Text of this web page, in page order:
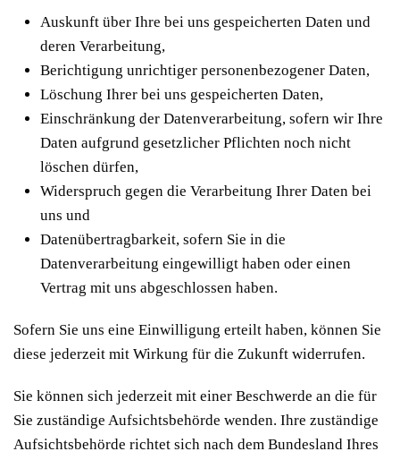
Auskunft über Ihre bei uns gespeicherten Daten und
deren Verarbeitung,
Berichtigung unrichtiger personenbezogener Daten,
Löschung Ihrer bei uns gespeicherten Daten,
Einschränkung der Datenverarbeitung, sofern wir Ihre
Daten aufgrund gesetzlicher Pflichten noch nicht
löschen dürfen,
Widerspruch gegen die Verarbeitung Ihrer Daten bei
uns und
Datenübertragbarkeit, sofern Sie in die
Datenverarbeitung eingewilligt haben oder einen
Vertrag mit uns abgeschlossen haben.
Sofern Sie uns eine Einwilligung erteilt haben, können Sie
diese jederzeit mit Wirkung für die Zukunft widerrufen.
Sie können sich jederzeit mit einer Beschwerde an die für
Sie zuständige Aufsichtsbehörde wenden. Ihre zuständige
Aufsichtsbehörde richtet sich nach dem Bundesland Ihres